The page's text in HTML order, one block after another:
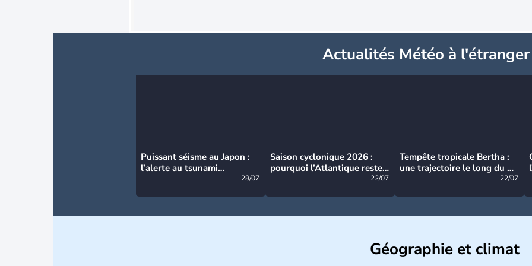
Actualités Météo à l'étranger
Puissant séisme au Japon :
l’alerte au tsunami
28/07
Saison cyclonique 2026 :
pourquoi l’Atlantique reste
22/07
Tempête tropicale Bertha :
une trajectoire le long du du
22/07
Géographie et climat